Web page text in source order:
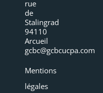
rue
de
Stalingrad
94110
Arcueil
gcbc@gcbcucpa.com
Mentions
légales